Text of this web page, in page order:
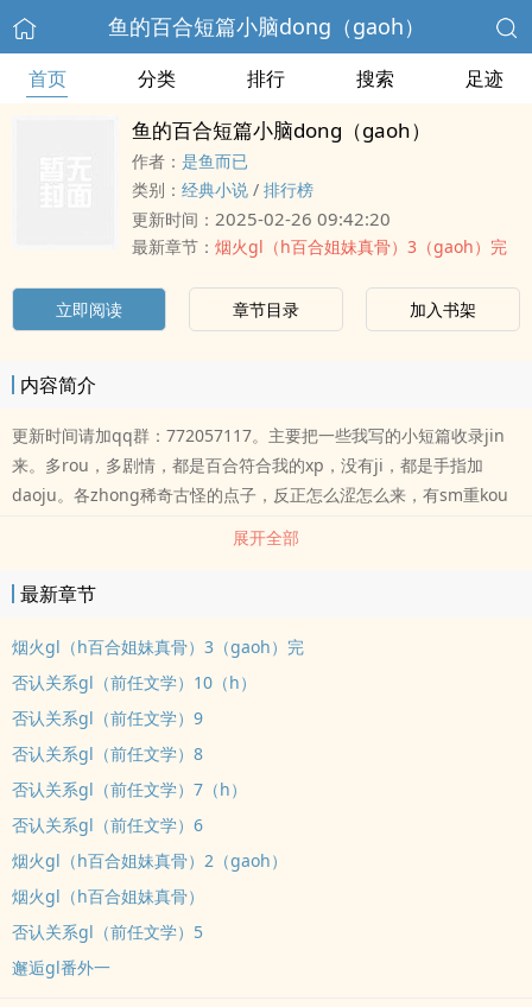
鱼的百合短篇小脑dong（gaoh）
首页 分类 排行 搜索 足迹
鱼的百合短篇小脑dong（gaoh）
作者： 是鱼而已
类别： 经典小说 / 排行榜
更新时间： 2025-02-26 09:42:20
最新章节： 烟火gl（h百合姐妹真骨）3（gaoh）完
立即阅读 章节目录 加入书架
内容简介
更新时间请加qq群：772057117。主要把一些我写的小短篇收录jin
来。多rou，多剧情，都是百合符合我的xp，没有ji，都是手指加
daoju。各zhong稀奇古怪的点子，反正怎么涩怎么来，有sm重kou
涩涩，也有清kou小甜饼，yinshi感的女同xing恨等等……目前收录：
《消遣gl》姐狗cp。《魔宠gl》仙魔cp。《邂逅gl》一夜情cp。
展开全部
最新章节
烟火gl（h百合姐妹真骨）3（gaoh）完
否认关系gl（前任文学）10（h）
否认关系gl（前任文学）9
否认关系gl（前任文学）8
否认关系gl（前任文学）7（h）
否认关系gl（前任文学）6
烟火gl（h百合姐妹真骨）2（gaoh）
烟火gl（h百合姐妹真骨）
否认关系gl（前任文学）5
邂逅gl番外一